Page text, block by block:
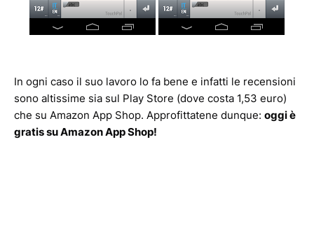
In ogni caso il suo lavoro lo fa bene e infatti le recensioni
sono altissime sia sul Play Store (dove costa 1,53 euro)
che su Amazon App Shop. Approfittatene dunque: oggi è
gratis su Amazon App Shop!